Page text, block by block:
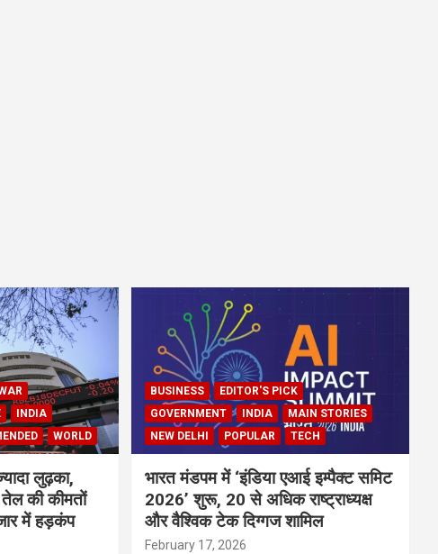
INDIA
WORLD
लुढ़का,
की कीमतों
में हड़कंप
BUSINESS
EDITOR'S PICK
GOVERNMENT
INDIA
MAIN STORIES
NEW DELHI
POPULAR TECH
भारत मंडपम में ‘इंडिया एआई इम्पैक्ट समिट
2026’ शुरू, 20 से अधिक राष्ट्राध्यक्ष
और वैश्विक टेक दिग्गज शामिल
February 17, 2026